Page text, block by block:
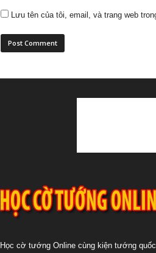
Lưu tên của tôi, email, và trang web
Học cờ tướng Online cùng kiện tướng quốc